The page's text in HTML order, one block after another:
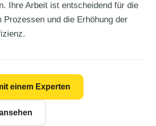
Ihre Arbeit ist entscheidend für die
Prozessen und die Erhöhung der
einem Experten